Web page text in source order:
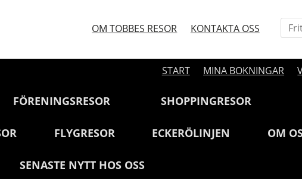
OM TOBBES RESOR KONTAKTA OSS
START MINA BOKNINGAR
FÖRENINGSRESOR SHOPPINGRESOR
FLYGRESOR ECKERÖLINJEN OM
SENASTE NYTT HOS OSS